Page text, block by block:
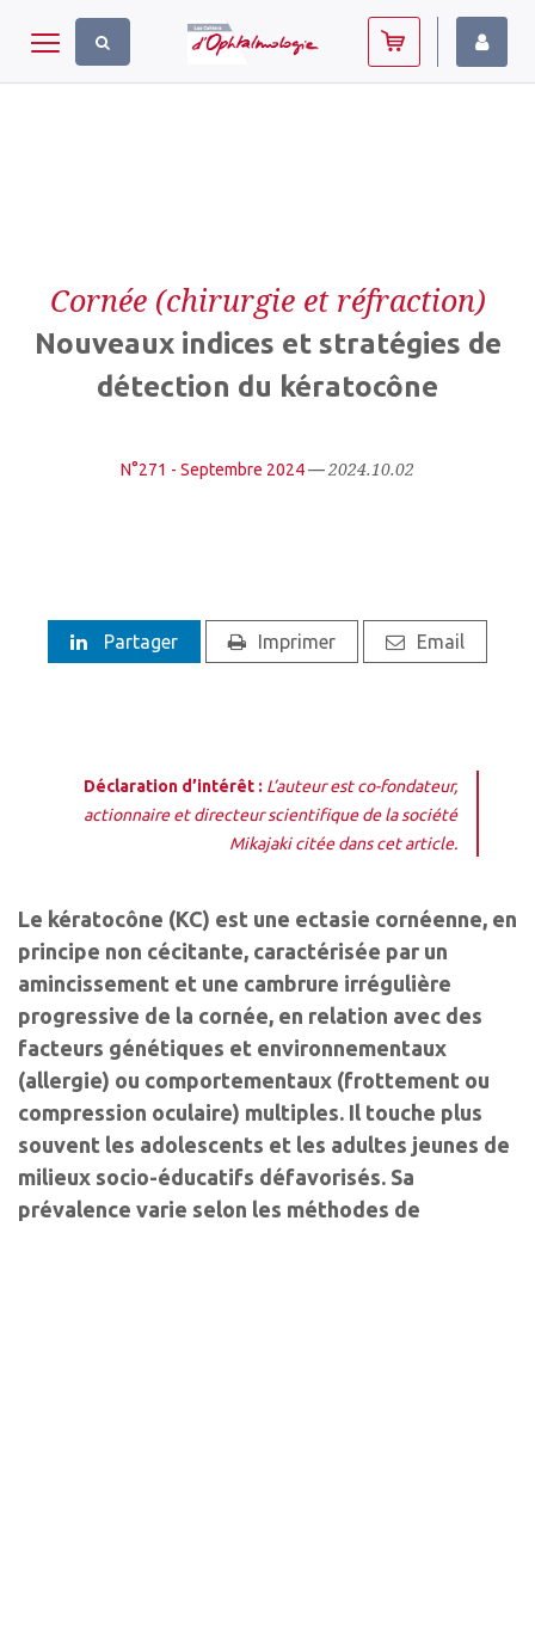
Toggle navigation
Cornée (chirurgie et réfraction)
Nouveaux indices et stratégies de
détection du kératocône
N°271 - Septembre 2024—2024.10.02
Partager Imprimer Email
Déclaration d’intérêt : L’auteur est co-fondateur,
actionnaire et directeur scientifique de la société
Mikajaki citée dans cet article.
Le kératocône (KC) est une ectasie cornéenne, en
principe non cécitante, caractérisée par un
amincissement et une cambrure irrégulière
progressive de la cornée, en relation avec des
facteurs génétiques et environnementaux
(allergie) ou comportementaux (frottement ou
compression oculaire) multiples. Il touche plus
souvent les adolescents et les adultes jeunes de
milieux socio-éducatifs défavorisés. Sa
prévalence varie selon les méthodes de
Panneau de gestion des cookies